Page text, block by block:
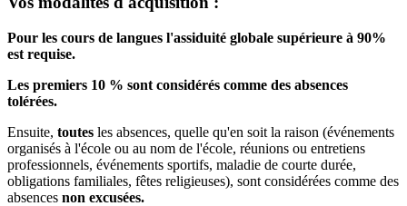
Pour les cours de langues l'assiduité globale supérieure à 90%
est requise.
Les premiers 10 % sont considérés comme des absences
tolérées.
Ensuite, toutes les absences, quelle qu'en soit la raison (événements
organisés à l'école ou au nom de l'école, réunions ou entretiens
professionnels, événements sportifs, maladie de courte durée,
obligations familiales, fêtes religieuses), sont considérées comme des
absences non excusées.